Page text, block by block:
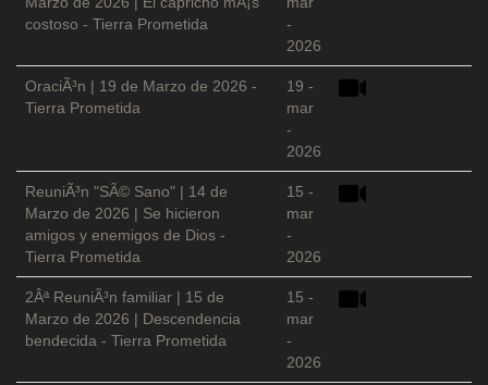
costoso - Tierra Prometida
-
2026
OraciÃ³n | 19 de Marzo de 2026 -
Tierra Prometida
19 -
mar
-
2026
ReuniÃ³n "SÃ© Sano" | 14 de
Marzo de 2026 | Se hicieron
amigos y enemigos de Dios -
Tierra Prometida
15 -
mar
-
2026
2Âª ReuniÃ³n familiar | 15 de
Marzo de 2026 | Descendencia
bendecida - Tierra Prometida
15 -
mar
-
2026